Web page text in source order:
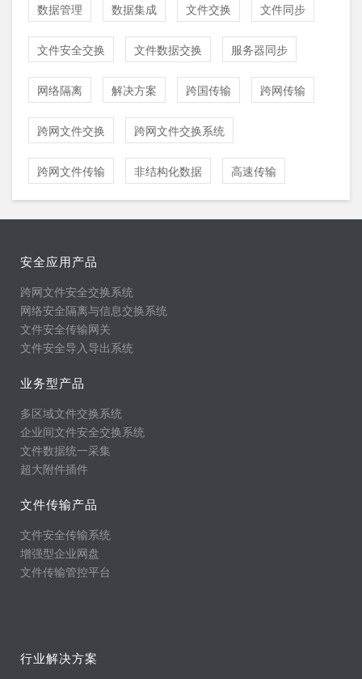
数据管理 数据集成 文件交换 文件同步
文件安全交换 文件数据交换 服务器同步
网络隔离 解决方案 跨国传输 跨网传输
跨网文件交换 跨网文件交换系统
跨网文件传输 非结构化数据 高速传输
安全应用产品
跨网文件安全交换系统
网络安全隔离与信息交换系统
文件安全传输网关
文件安全导入导出系统
业务型产品
多区域文件交换系统
企业间文件安全交换系统
文件数据统一采集
超大附件插件
文件传输产品
文件安全传输系统
增强型企业网盘
文件传输管控平台
行业解决方案